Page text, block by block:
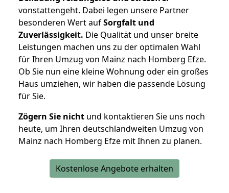
vonstattengeht. Dabei legen unsere Partner
besonderen Wert aufSorgfalt und
Zuverlässigkeit. Die Qualität und unser breite
Leistungen machen uns zu der optimalen Wahl
für Ihren Umzug von Mainz nach Homberg Efze.
Ob Sie nun eine kleine Wohnung oder ein großes
Haus umziehen, wir haben die passende Lösung
für Sie.
Zögern Sie nicht und kontaktieren Sie uns noch
heute, um Ihren deutschlandweiten Umzug von
Mainz nach Homberg Efze mit Ihnen zu planen.
Kostenlose Angebote erhalten